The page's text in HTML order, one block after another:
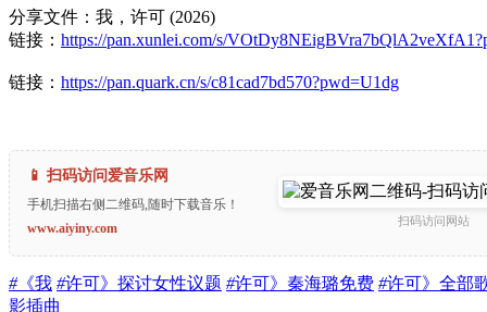
分享文件：我，许可 (2026)
链接： https://pan.xunlei.com/s/
链接： https://pan.quark.cn/s/c81cad7bd570?pwd=U1dg
📱 扫码访问爱音乐网
手机扫描右侧二维码,随时下载音乐！
www.aiyiny.com
扫码访问网站
#《我 #许可》探讨女性议题 #许可》秦海璐免费 #许可》全部
影插曲